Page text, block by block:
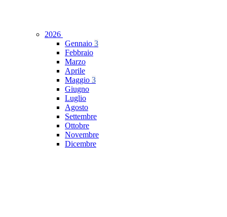
2026
Gennaio 3
Febbraio
Marzo
Aprile
Maggio 3
Giugno
Luglio
Agosto
Settembre
Ottobre
Novembre
Dicembre